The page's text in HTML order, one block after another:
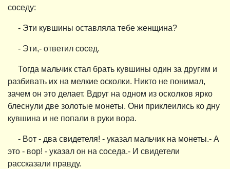
соседу:
- Эти кувшины оставляла тебе женщина?
- Эти,- ответил сосед.
Тогда мальчик стал брать кувшины один за другим и
разбивать их на мелкие осколки. Никто не понимал,
зачем он это делает. Вдруг на одном из осколков ярко
блеснули две золотые монеты. Они приклеились ко дну
кувшина и не попали в руки вора.
- Вот - два свидетеля! - указал мальчик на монеты.- А
это - вор! - указал он на соседа.- И свидетели
рассказали правду.